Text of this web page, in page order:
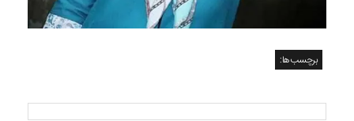
برچسب‌ها: